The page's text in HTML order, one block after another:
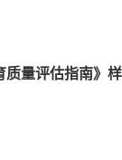
质量评估指南》样